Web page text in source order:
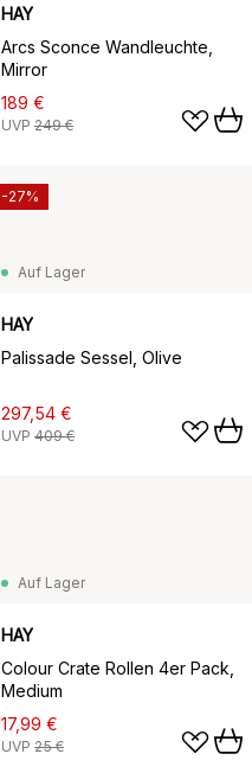
HAY
Arcs Sconce Wandleuchte,
Mirror
189 €
UVP 249 €
Auf Lager
HAY
Palissade Sessel, Olive
297,54 €
UVP 409 €
-27%
Auf Lager
HAY
Colour Crate Rollen 4er Pack,
Medium
17,99 €
UVP 25 €